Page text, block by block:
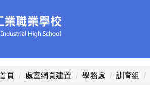
頁 處室網頁建置 學務處 訓育組